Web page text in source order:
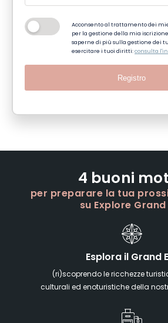
Acconsento al trattamento dei
per la gestione della mia
saperne di più sulla gestione dei
esercitare i tuoi diritti:consulta
Registro
4 buoni
per preparare la tua
su Explore Grand
Esplora il Grand
(ri)scoprendo le ricchezze
culturali ed enoturistiche della